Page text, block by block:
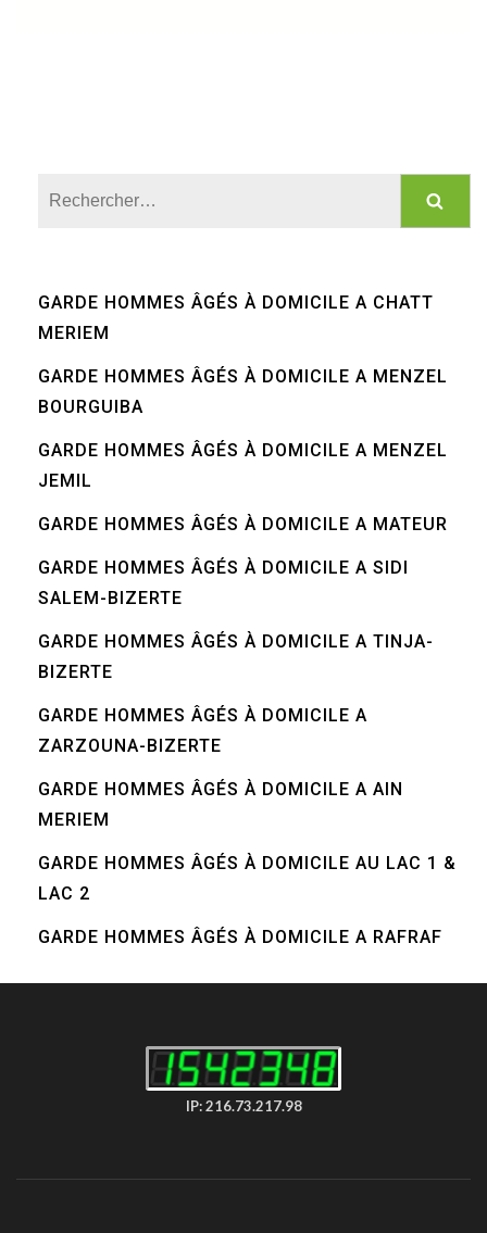
GARDE HOMMES ÂGÉS À DOMICILE A CHATT
MERIEM
GARDE HOMMES ÂGÉS À DOMICILE A MENZEL
BOURGUIBA
GARDE HOMMES ÂGÉS À DOMICILE A MENZEL
JEMIL
GARDE HOMMES ÂGÉS À DOMICILE A MATEUR
GARDE HOMMES ÂGÉS À DOMICILE A SIDI
SALEM-BIZERTE
GARDE HOMMES ÂGÉS À DOMICILE A TINJA-
BIZERTE
GARDE HOMMES ÂGÉS À DOMICILE A
ZARZOUNA-BIZERTE
GARDE HOMMES ÂGÉS À DOMICILE A AIN
MERIEM
GARDE HOMMES ÂGÉS À DOMICILE AU LAC 1 &
LAC 2
GARDE HOMMES ÂGÉS À DOMICILE A RAFRAF
IP: 216.73.217.98